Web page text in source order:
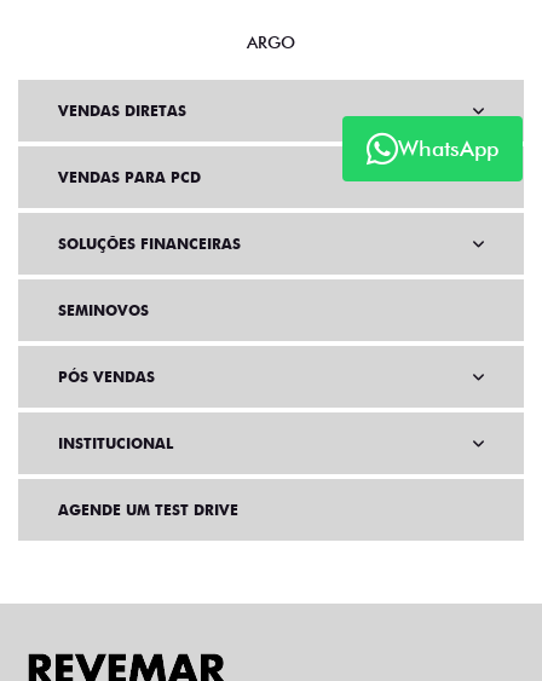
WhatsApp
ARGO
VENDAS DIRETAS
VENDAS PARA PCD
SOLUÇÕES FINANCEIRAS
SEMINOVOS
PÓS VENDAS
INSTITUCIONAL
AGENDE UM TEST DRIVE